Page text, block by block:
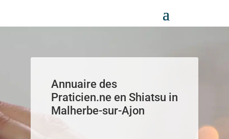
Annuaire des
Praticien.ne en Shiatsu in
Malherbe-sur-Ajon